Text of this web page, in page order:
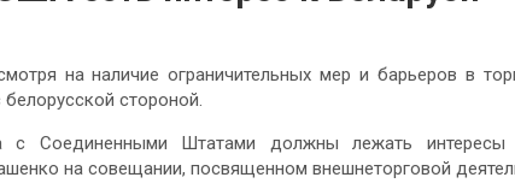
на наличие ограничительных мер и барьеров в
белорусской стороной.
с Соединенными Штатами должны лежать интересы
на совещании, посвященном внешнеторговой